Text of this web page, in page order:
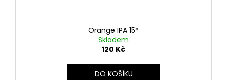
Orange IPA 15°
Skladem
120 Kč
DO KOŠÍKU